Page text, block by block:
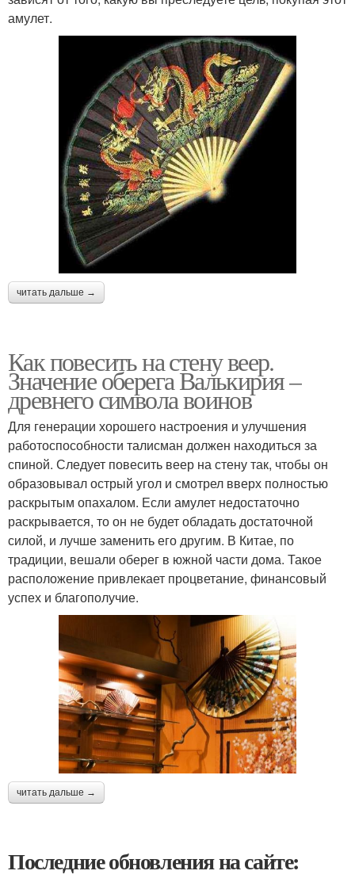
амулет.
читать дальше →
Как повесить на стену веер.
Значение оберега Валькирия –
древнего символа воинов
Для генерации хорошего настроения и улучшения
работоспособности талисман должен находиться за
спиной. Следует повесить веер на стену так, чтобы он
образовывал острый угол и смотрел вверх полностью
раскрытым опахалом. Если амулет недостаточно
раскрывается, то он не будет обладать достаточной
силой, и лучше заменить его другим. В Китае, по
традиции, вешали оберег в южной части дома. Такое
расположение привлекает процветание, финансовый
успех и благополучие.
читать дальше →
Последние обновления на сайте: